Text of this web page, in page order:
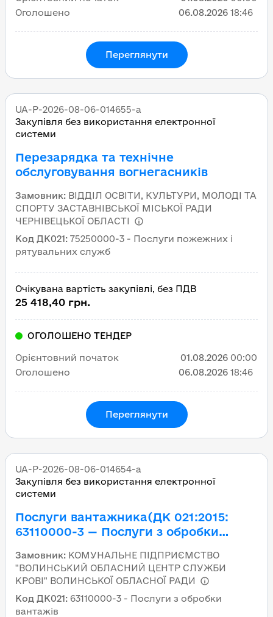
Оголошено
06.08.2026 18:46
Переглянути
UA-P-2026-08-06-014655-a
Закупівля без використання електронної
системи
Перезарядка та технічне
обслуговування вогнегасників
Замовник: ВІДДІЛ ОСВІТИ, КУЛЬТУРИ, МОЛОДІ ТА
СПОРТУ ЗАСТАВНІВСЬКОЇ МІСЬКОЇ РАДИ
ЧЕРНІВЕЦЬКОЇ ОБЛАСТІ
Код ДК021: 75250000-3 - Послуги пожежних і
рятувальних служб
Очікувана вартість закупівлі, без ПДВ
25 418,40 грн.
ОГОЛОШЕНО ТЕНДЕР
Орієнтовний початок 01.08.2026 00:00
Оголошено
06.08.2026 18:46
Переглянути
UA-P-2026-08-06-014654-a
Закупівля без використання електронної
системи
Послуги вантажника(ДК 021:2015:
63110000-3 — Послуги з обробки
Замовник: КОМУНАЛЬНЕ ПІДПРИЄМСТВО
"ВОЛИНСЬКИЙ ОБЛАСНИЙ ЦЕНТР СЛУЖБИ
КРОВІ" ВОЛИНСЬКОЇ ОБЛАСНОЇ РАДИ
Код ДК021: 63110000-3 - Послуги з обробки
вантажів